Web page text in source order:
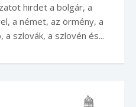
hirdet a bolgár, a
a német, az örmény, a
a szlovák, a szlovén és...